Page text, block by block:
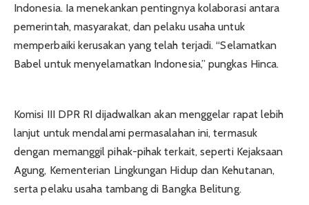
Indonesia. Ia menekankan pentingnya kolaborasi antara
pemerintah, masyarakat, dan pelaku usaha untuk
memperbaiki kerusakan yang telah terjadi. “Selamatkan
Babel untuk menyelamatkan Indonesia,” pungkas Hinca.
Komisi III DPR RI dijadwalkan akan menggelar rapat lebih
lanjut untuk mendalami permasalahan ini, termasuk
dengan memanggil pihak-pihak terkait, seperti Kejaksaan
Agung, Kementerian Lingkungan Hidup dan Kehutanan,
serta pelaku usaha tambang di Bangka Belitung.